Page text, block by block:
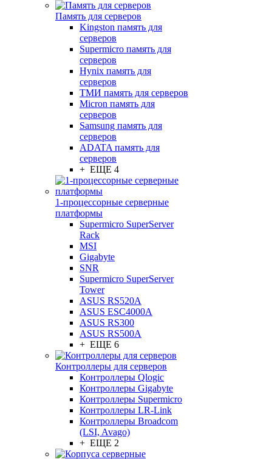
Память для серверов
Kingston память для
серверов
Supermicro память для
серверов
Hynix память для
серверов
ТМИ память для серверов
Micron память для
серверов
Samsung память для
серверов
ADATA память для
серверов
+ ЕЩЕ 4
1-процессорные серверные
платформы
Supermicro SuperServer
Rack
MSI
Gigabyte
SNR
Supermicro SuperServer
Tower
ASUS RS520A
ASUS ESC4000A
ASUS RS300
ASUS RS500A
+ ЕЩЕ 6
Контроллеры для серверов
Контроллеры Qlogic
Контроллеры Gigabyte
Контроллеры Supermicro
Контроллеры LR-Link
Контроллеры Broadcom
(LSI, Avago)
+ ЕЩЕ 2